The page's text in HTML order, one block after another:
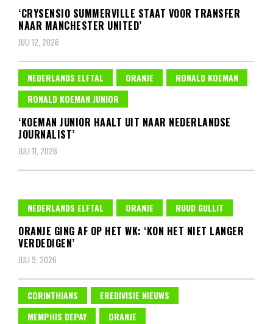
‘CRYSENSIO SUMMERVILLE STAAT VOOR TRANSFER
NAAR MANCHESTER UNITED’
JULI 12, 2026
NEDERLANDS ELFTAL ORANJE
RONALD KOEMAN
RONALD KOEMAN JUNIOR
‘KOEMAN JUNIOR HAALT UIT NAAR NEDERLANDSE
JOURNALIST’
JULI 11, 2026
NEDERLANDS ELFTAL ORANJE RUUD GULLIT
ORANJE GING AF OP HET WK: ‘KON HET NIET LANGER
VERDEDIGEN’
JULI 9, 2026
CORINTHIANS
EREDIVISIE NIEUWS
MEMPHIS DEPAY
ORANJE